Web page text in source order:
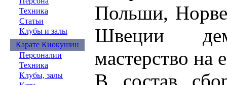
Техника
Статьи
Клубы и залы
Карате Киокушин
Персоналии
Техника
Клубы, залы
Польши,
Швеции
мастерство на
В состав